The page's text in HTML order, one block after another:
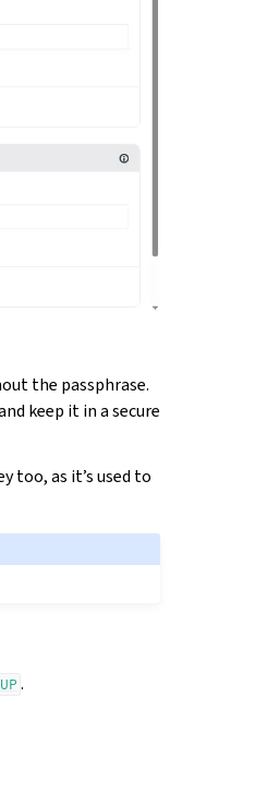
the passphrase.
keep it in a secure
too, as it’s used to
.